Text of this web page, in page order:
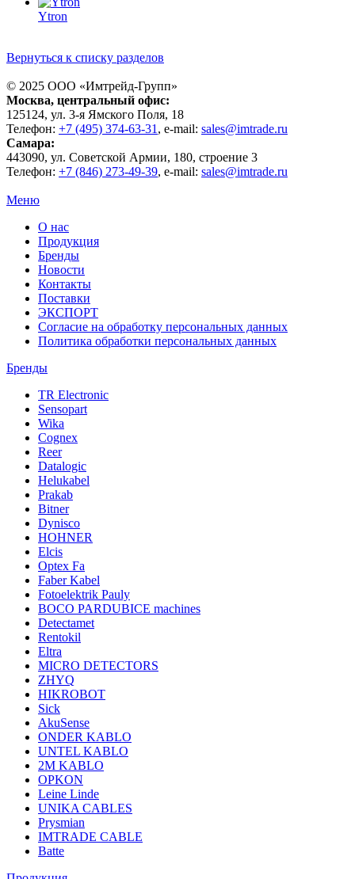
Ytron
Вернуться к списку разделов
© 2025 ООО «Имтрейд-Групп»
Москва, центральный офис:
125124, ул. 3-я Ямского Поля, 18
Телефон: +7 (495) 374-63-31 , e-mail: sales@imtrade.ru
Самара:
443090, ул. Советской Армии, 180, строение 3
Телефон: +7 (846) 273-49-39, e-mail: sales@imtrade.ru
Меню
О нас
Продукция
Бренды
Новости
Контакты
Поставки
ЭКСПОРТ
Согласие на обработку персональных данных
Политика обработки персональных данных
Бренды
TR Electronic
Sensopart
Wika
Cognex
Reer
Datalogic
Helukabel
Prakab
Bitner
Dynisco
HOHNER
Elcis
Optex Fa
Faber Kabel
Fotoelektrik Pauly
BOCO PARDUBICE machines
Detectamet
Rentokil
Eltra
MICRO DETECTORS
ZHYQ
HIKROBOT
Sick
AkuSense
ONDER KABLO
UNTEL KABLO
2M KABLO
OPKON
Leine Linde
UNIKA CABLES
Prysmian
IMTRADE CABLE
Batte